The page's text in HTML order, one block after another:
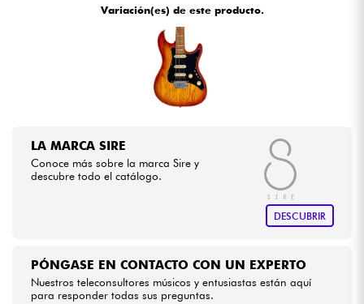
Variación(es) de este producto.
LA MARCA SIRE
Conoce más sobre la marca Sire y
descubre todo el catálogo.
DESCUBRIR
PÓNGASE EN CONTACTO CON UN EXPERTO
Nuestros teleconsultores músicos y entusiastas están aquí
para responder todas sus preguntas.